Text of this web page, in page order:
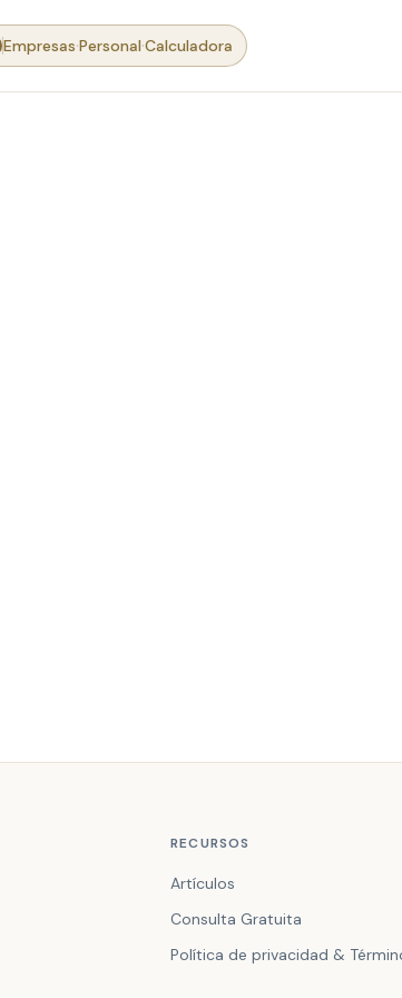
Empresas·Personal·Calculadora
RECURSOS
Artículos
Consulta Gratuita
Política de privacidad &